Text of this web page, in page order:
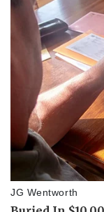
Du lịch
Tư vấn
Săn Tour